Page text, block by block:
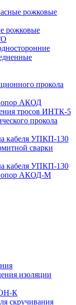
рожковые
рожковые
прокола
опор АКОД
тросов ИНТК-5
прокола
кабеля УПКП-130
сварки
кабеля УПКП-130
опор АКОД-М
изоляции
К
скручивания